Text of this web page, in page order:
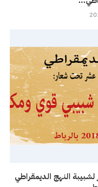
النهج الديمقراطي